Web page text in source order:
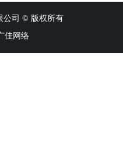
公司 © 版权所有
佳网络